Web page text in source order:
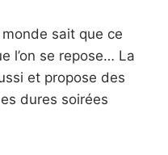
sait que ce
l’on se repose… La
et propose des
dures soirées